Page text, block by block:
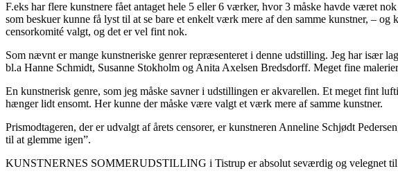
F.eks har flere kunstnere fået antaget hele 5 eller 6 værker, hvor 3 måske havde været
som beskuer kunne få lyst til at se bare et enkelt værk mere af den samme kunstner, –
censorkomité valgt, og det er vel fint nok.
Som nævnt er mange kunstneriske genrer repræsenteret i denne udstilling. Jeg har især
bl.a Hanne Schmidt, Susanne Stokholm og Anita Axelsen Bredsdorff. Meget fine
En kunstnerisk genre, som jeg måske savner i udstillingen er akvarellen. Et meget fint
hænger lidt ensomt. Her kunne der måske være valgt et værk mere af samme kunstner.
Prismodtageren, der er udvalgt af årets censorer, er kunstneren Anneline Schjødt
til at glemme igen”.
KUNSTNERNES SOMMERUDSTILLING i Tistrup er absolut seværdig og velegnet til